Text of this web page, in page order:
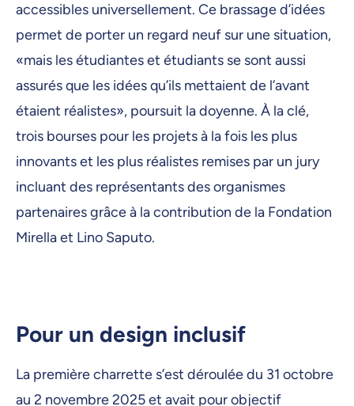
accessibles universellement. Ce brassage d’idées
permet de porter un regard neuf sur une situation,
«mais les étudiantes et étudiants se sont aussi
assurés que les idées qu’ils mettaient de l’avant
étaient réalistes», poursuit la doyenne. À la clé,
trois bourses pour les projets à la fois les plus
innovants et les plus réalistes remises par un jury
incluant des représentants des organismes
partenaires grâce à la contribution de la Fondation
Mirella et Lino Saputo.
Pour un design inclusif
La première charrette s’est déroulée du 31 octobre
au 2 novembre 2025 et avait pour objectif